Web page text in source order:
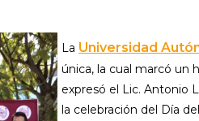
La Universidad
única, la cual marcó un
expresó el Lic. Antonio
la celebración del Día